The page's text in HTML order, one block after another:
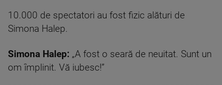
10.000 de spectatori au fost fizic alături de
Simona Halep.
Simona Halep: „A fost o seară de neuitat. Sunt un
om împlinit. Vă iubesc!”